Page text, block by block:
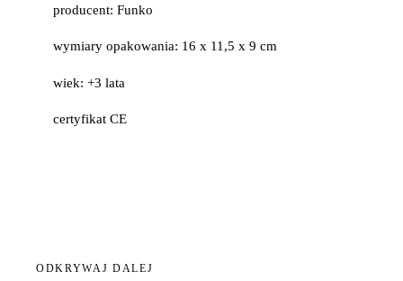
producent: Funko
wymiary opakowania: 16 x 11,5 x 9 cm
wiek: +3 lata
certyfikat CE
ODKRYWAJ DALEJ